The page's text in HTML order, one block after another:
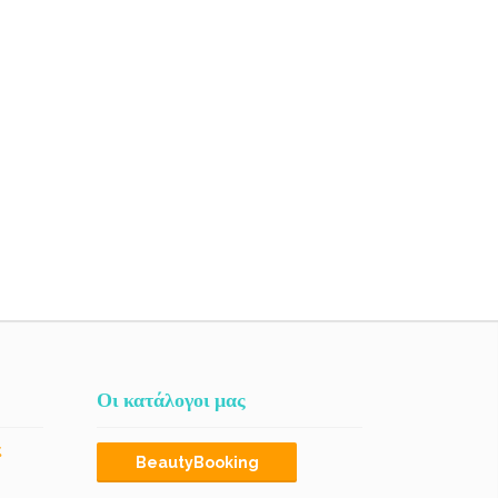
Οι κατάλογοι μας
BeautyBooking